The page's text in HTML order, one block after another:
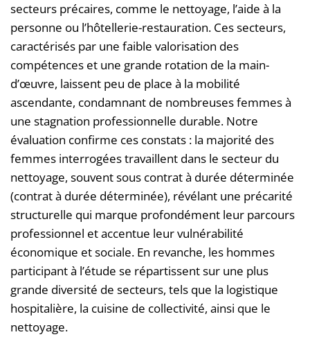
secteurs précaires, comme le nettoyage, l’aide à la
personne ou l’hôtellerie-restauration. Ces secteurs,
caractérisés par une faible valorisation des
compétences et une grande rotation de la main-
d’œuvre, laissent peu de place à la mobilité
ascendante, condamnant de nombreuses femmes à
une stagnation professionnelle durable. Notre
évaluation confirme ces constats : la majorité des
femmes interrogées travaillent dans le secteur du
nettoyage, souvent sous contrat à durée déterminée
(contrat à durée déterminée), révélant une précarité
structurelle qui marque profondément leur parcours
professionnel et accentue leur vulnérabilité
économique et sociale. En revanche, les hommes
participant à l’étude se répartissent sur une plus
grande diversité de secteurs, tels que la logistique
hospitalière, la cuisine de collectivité, ainsi que le
nettoyage.